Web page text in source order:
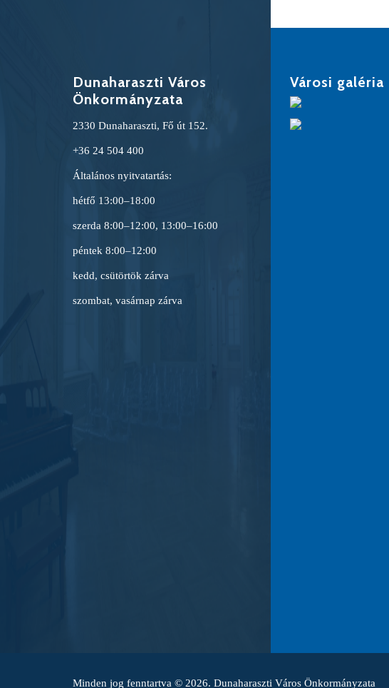
Dunaharaszti Város
Önkormányzata
2330 Dunaharaszti, Fő út 152.
+36 24 504 400
Általános nyitvatartás:
hétfő 13:00–18:00
szerda 8:00–12:00, 13:00–16:00
péntek 8:00–12:00
kedd, csütörtök zárva
szombat, vasárnap zárva
Városi galéria
Minden jog fenntartva © 2026. Dunaharaszti Város Önkormányzata